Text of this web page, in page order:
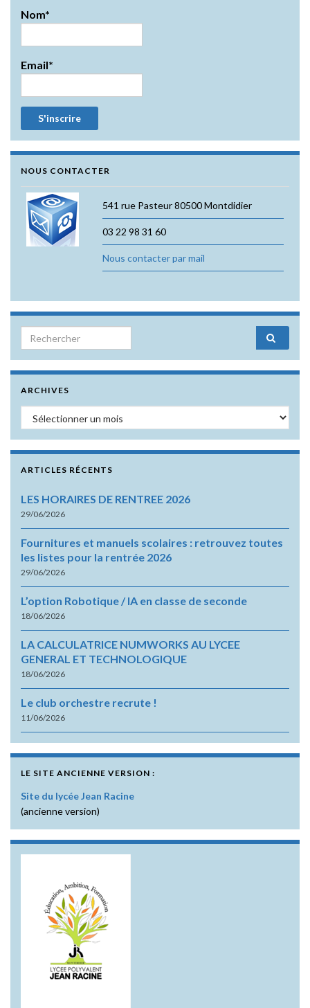
Nom*
Email*
NOUS CONTACTER
541 rue Pasteur 80500 Montdidier
03 22 98 31 60
Nous contacter par mail
Search for:
ARCHIVES
Archives
ARTICLES RÉCENTS
LES HORAIRES DE RENTREE 2026
29/06/2026
Fournitures et manuels scolaires : retrouvez toutes
les listes pour la rentrée 2026
29/06/2026
L’option Robotique / IA en classe de seconde
18/06/2026
LA CALCULATRICE NUMWORKS AU LYCEE
GENERAL ET TECHNOLOGIQUE
18/06/2026
Le club orchestre recrute !
11/06/2026
LE SITE ANCIENNE VERSION :
Site du lycée Jean Racine
(ancienne version)